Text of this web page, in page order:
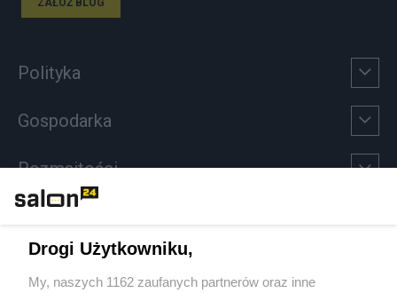
Polityka
Gospodarka
Rozmaitości
Sport
Drogi Użytkowniku,
My, naszych 1162 zaufanych partnerów oraz inne